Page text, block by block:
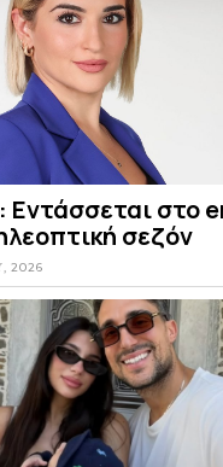
Εντάσσεται στο
σεζόν
2026